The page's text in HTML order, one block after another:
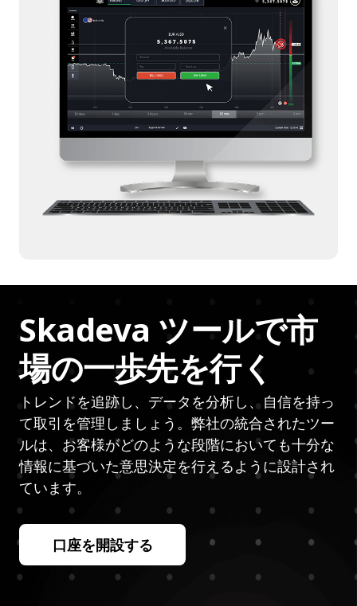
Skadeva ツールで市
場の一歩先を行く
トレンドを追跡し、データを分析し、自信を持っ
て取引を管理しましょう。弊社の統合されたツー
ルは、お客様がどのような段階においても十分な
情報に基づいた意思決定を行えるように設計され
ています。
口座を開設する